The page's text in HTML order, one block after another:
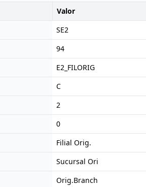
Valor
SE2
94
E2_FILORIG
C
2
0
Filial Orig.
Sucursal Ori
Orig.Branch